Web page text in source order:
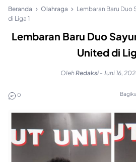
Beranda Olahraga
Lembaran Baru Duo
di Liga 1
Lembaran Baru Duo
United di
OlehRedaksi - Juni 16,
0